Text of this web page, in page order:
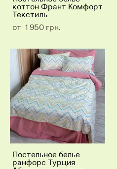
коттон Франт Комфорт
Текстиль
от 1 950 грн.
Постельное белье
ранфорс Турция